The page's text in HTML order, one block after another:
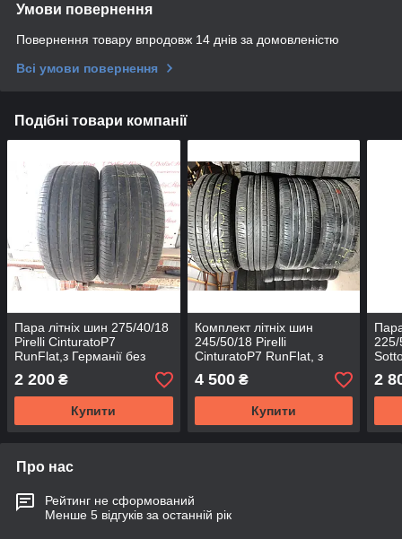
Умови повернення
Повернення товару впродовж 14 днів за домовленістю
Всі умови повернення
Подібні товари компанії
Пара літніх шин 275/40/18
Pirelli CinturatoP7
RunFlat,з Германії без
пробігу по Україні
2 200 ₴
Купити
Комплект літніх шин
245/50/18 Pirelli
CinturatoP7 RunFlat, з
Німеччини без пробігу по
Україні
4 500₴
Купити
225/
2
Про нас
Рейтинг не сформований
Менше 5 відгуків за останній рік